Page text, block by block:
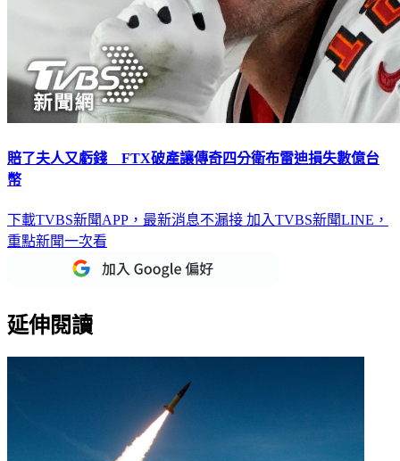
賠了夫人又虧錢 FTX破產讓傳奇四分衛布雷迪損失數億台
幣
下載TVBS新聞APP，最新消息不漏接 加入TVBS新聞LINE，
重點新聞一次看
延伸閱讀